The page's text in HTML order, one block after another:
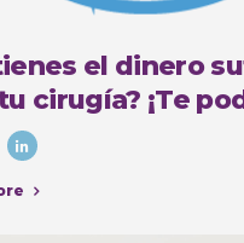
el dinero
cirugía? ¡Te